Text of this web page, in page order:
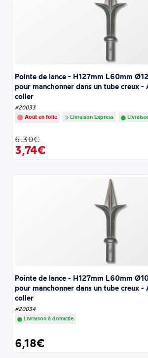
Pointe de lance - H127mm L60mm
pour manchonner dans un tube creux -
coller
#20033
Août en folie
Livraison Express
6.30€
3,74€
Pointe de lance - H127mm L60mm
pour manchonner dans un tube creux -
coller
#20034
Livraison à domicile
6,18€